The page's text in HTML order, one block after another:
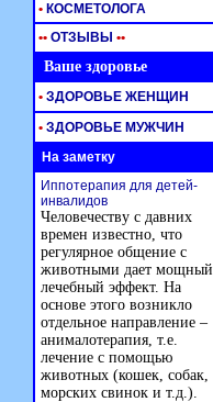
• КОСМЕТОЛОГА
•• ОТЗЫВЫ ••
Ваше здоровье
• ЗДОРОВЬЕ ЖЕНЩИН
• ЗДОРОВЬЕ МУЖЧИН
На заметку
Иппотерапия для детей-
инвалидов
Человечеству с давних
времен известно, что
регулярное общение с
животными дает мощный
лечебный эффект. На
основе этого возникло
отдельное направление –
анималотерапия, т.е.
лечение с помощью
животных (кошек, собак,
морских свинок и т.д.).